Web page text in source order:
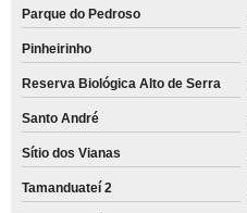
Parque do Pedroso
Pinheirinho
Reserva Biológica Alto de Serra
Santo André
Sítio dos Vianas
Tamanduateí 2